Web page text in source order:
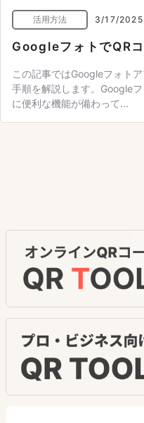
活用方法 3/17/2025
GoogleフォトでQR
この記事ではGoogleフォト
手順を解説します。Google
に便利な機能が備わって...